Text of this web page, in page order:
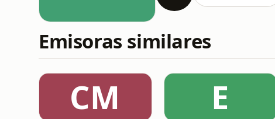
Emisoras similares
CM E